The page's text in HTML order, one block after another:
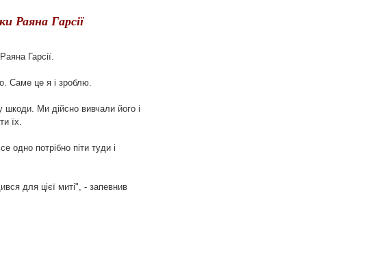
Раяна Гарсії
Гарсії.
Саме це я і зроблю.
Ми дійсно вивчали його і
їх.
одно потрібно піти туди і
для цієї миті", - запевнив